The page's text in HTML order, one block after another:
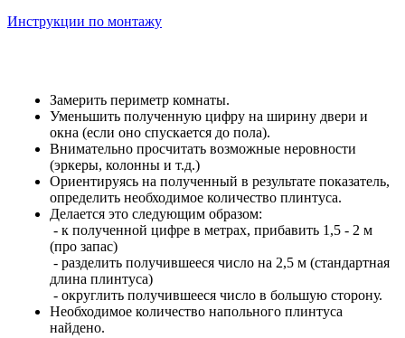
Инструкции по монтажу
Замерить периметр комнаты.
Уменьшить полученную цифру на ширину двери и
окна (если оно спускается до пола).
Внимательно просчитать возможные неровности
(эркеры, колонны и т.д.)
Ориентируясь на полученный в результате показатель,
определить необходимое количество плинтуса.
Делается это следующим образом:
- к полученной цифре в метрах, прибавить 1,5 - 2 м
(про запас)
- разделить получившееся число на 2,5 м (стандартная
длина плинтуса)
- округлить получившееся число в большую сторону.
Необходимое количество напольного плинтуса
найдено.